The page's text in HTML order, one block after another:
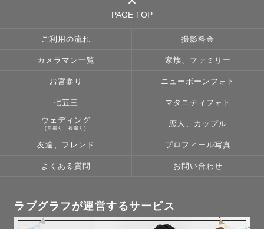
PAGE TOP
ご利用の流れ 撮影料金
カメラマン一覧 家族、ファミリー
お宮参り ニューボーンフォト
七五三 マタニティフォト
ウェディング
(前撮り、後撮り)
恋人、カップル
友達、フレンド プロフィール写真
よくある質問 お問い合わせ
ラブグラフが運営するサービス